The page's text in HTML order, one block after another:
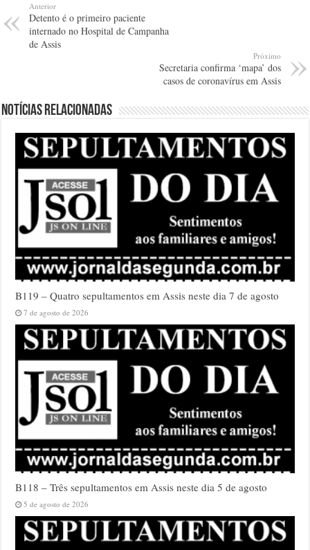
Anterior
Detento é o primeiro paciente
internado no Hospital de Campanha
de Assis
Próximo
Secretaria confirma ‘mapa’ dos
casos de coronavírus em Assis
Notícias relacionadas
B119 – Quatro sepultamentos em Assis neste dia 7 de agosto
7 de agosto de 2026
B118 – Três sepultamentos em Assis neste dia 5 de agosto
5 de agosto de 2026